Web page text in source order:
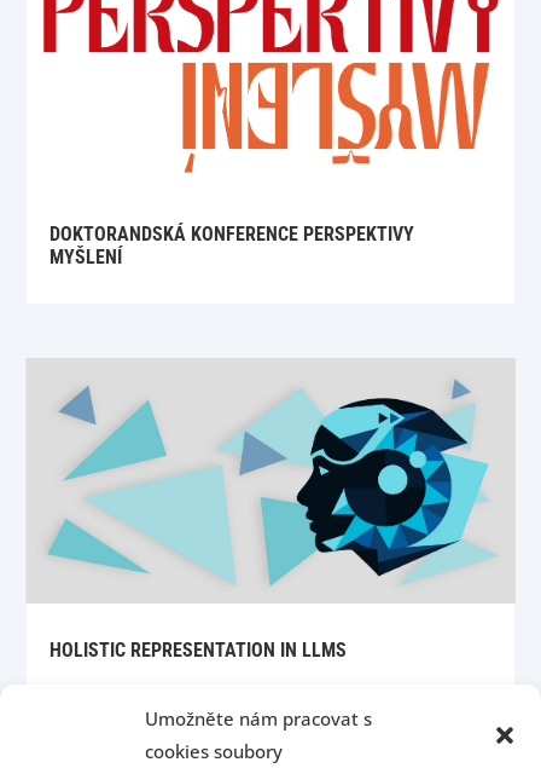
Umožněte nám pracovat s
cookies soubory
DOKTORANDSKÁ KONFERENCE PERSPEKTIVY
MYŠLENÍ
HOLISTIC REPRESENTATION IN LLMS